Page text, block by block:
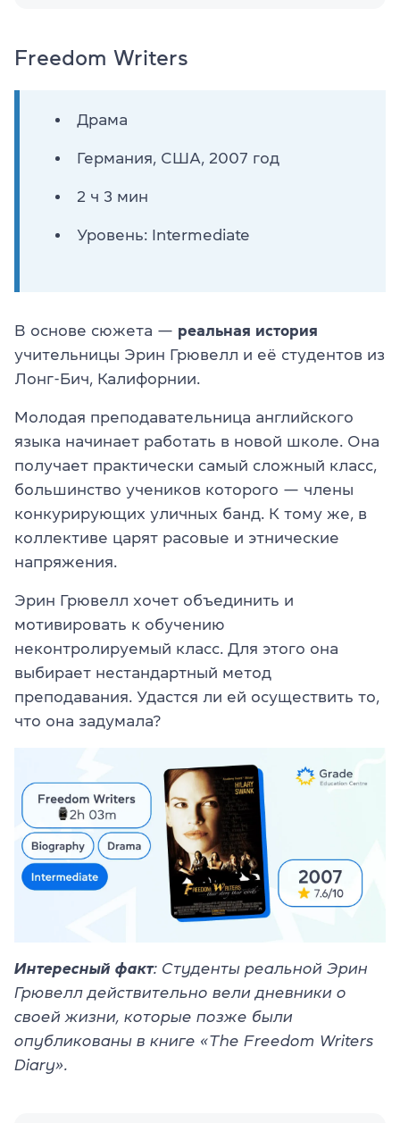
Freedom Writers
Драма
Германия, США, 2007 год
2 ч 3 мин
Уровень: Intermediate
В основе сюжета — реальная история
учительницы Эрин Грювелл и её студентов из
Лонг-Бич, Калифорнии.
Молодая преподавательница английского
языка начинает работать в новой школе. Она
получает практически самый сложный класс,
большинство учеников которого — члены
конкурирующих уличных банд. К тому же, в
коллективе царят расовые и этнические
напряжения.
Эрин Грювелл хочет объединить и
мотивировать к обучению
неконтролируемый класс. Для этого она
выбирает нестандартный метод
преподавания. Удастся ли ей осуществить то,
что она задумала?
Интересный факт: Студенты реальной Эрин
Грювелл действительно вели дневники о
своей жизни, которые позже были
опубликованы в книге «The Freedom Writers
Diary».